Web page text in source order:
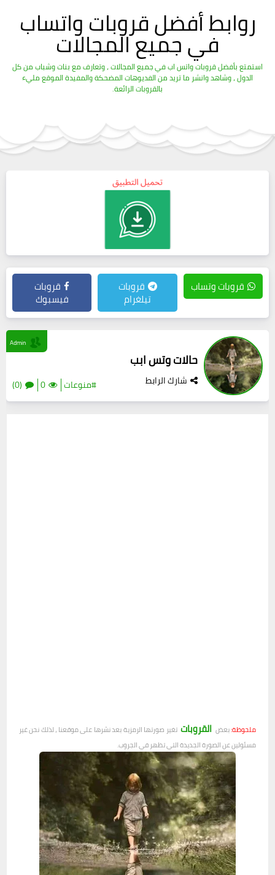
روابط أفضل قروبات واتساب
في جميع المجالات
استمتع بأفضل قروبات واتس اب في جميع المجالات ، وتعارف مع بنات وشباب من كل
الدول ، وشاهد وانشر ما تريد من الفديوهات المضحكة والمفيدة الموقع مليء
بالقروبات الرائعة.
قروبات وتساب قروبات
تيلغرام
قروبات
فيسبوك
حالات وتس ابب
شارك الرابط #منوعات 0
(0)
Admin
ملحوظة:بعض القروبات تغير صورتها الرمزية بعد نشرها على موقعنا ، لذلك نحن غير
مسئولين عن الصورة الجديدة التي تظهر في الجروب.